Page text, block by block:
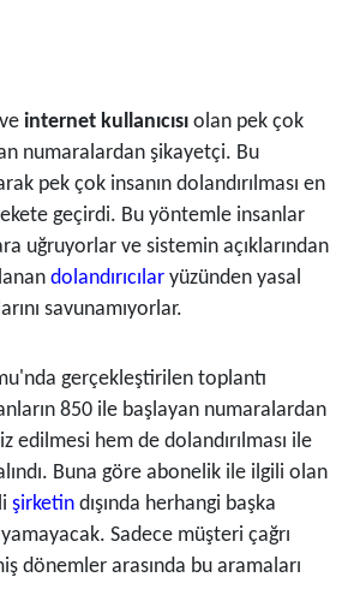
internet kullanıcısı olan pek çok
numaralardan şikayetçi. Bu
pek çok insanın dolandırılması en
geçirdi. Bu yöntemle insanlar
uğruyorlar ve sistemin açıklarından
dolandırıcılar yüzünden yasal
savunamıyorlar.
gerçekleştirilen toplantı
850 ile başlayan numaralardan
edilmesi hem de dolandırılması ile
Buna göre abonelik ile ilgili olan
şirketin dışında herhangi başka
Sadece müşteri çağrı
dönemler arasında bu aramaları